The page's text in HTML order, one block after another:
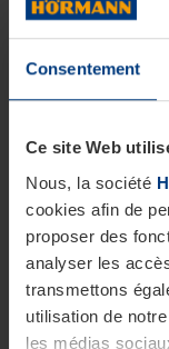
Consentement
Ce site Web
Nous, la société
cookies afin de
proposer des
analyser les
transmettons
utilisation de
les médias